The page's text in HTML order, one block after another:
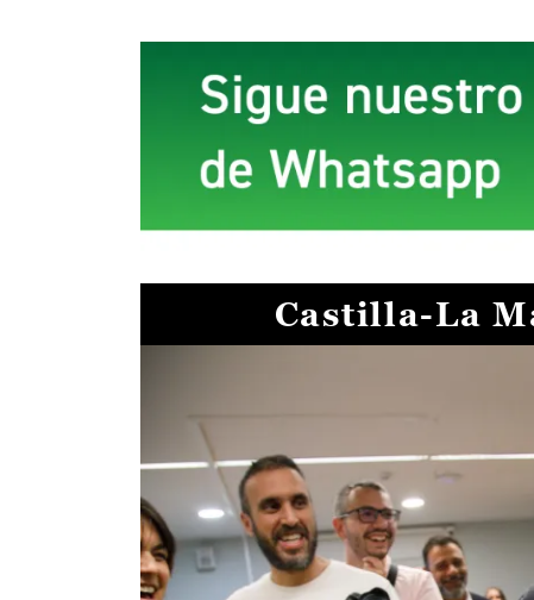
Castilla-La